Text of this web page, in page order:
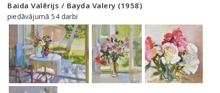
Baida Valērijs / Bayda Valery (1958)
piedāvājumā 54 darbi